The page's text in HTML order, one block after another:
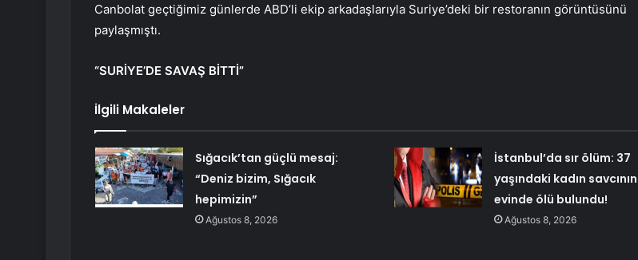
Canbolat geçtiğimiz günlerde ABD’li ekip arkadaşlarıyla Suriye’deki bir restoranın görüntüsünü
paylaşmıştı.
“SURİYE’DE SAVAŞ BİTTİ”
İlgili Makaleler
Sığacık’tan güçlü mesaj:
“Deniz bizim, Sığacık
hepimizin”
Ağustos 8, 2026
İstanbul’da sır ölüm: 37
yaşındaki kadın savcının
evinde ölü bulundu!
Ağustos 8, 2026